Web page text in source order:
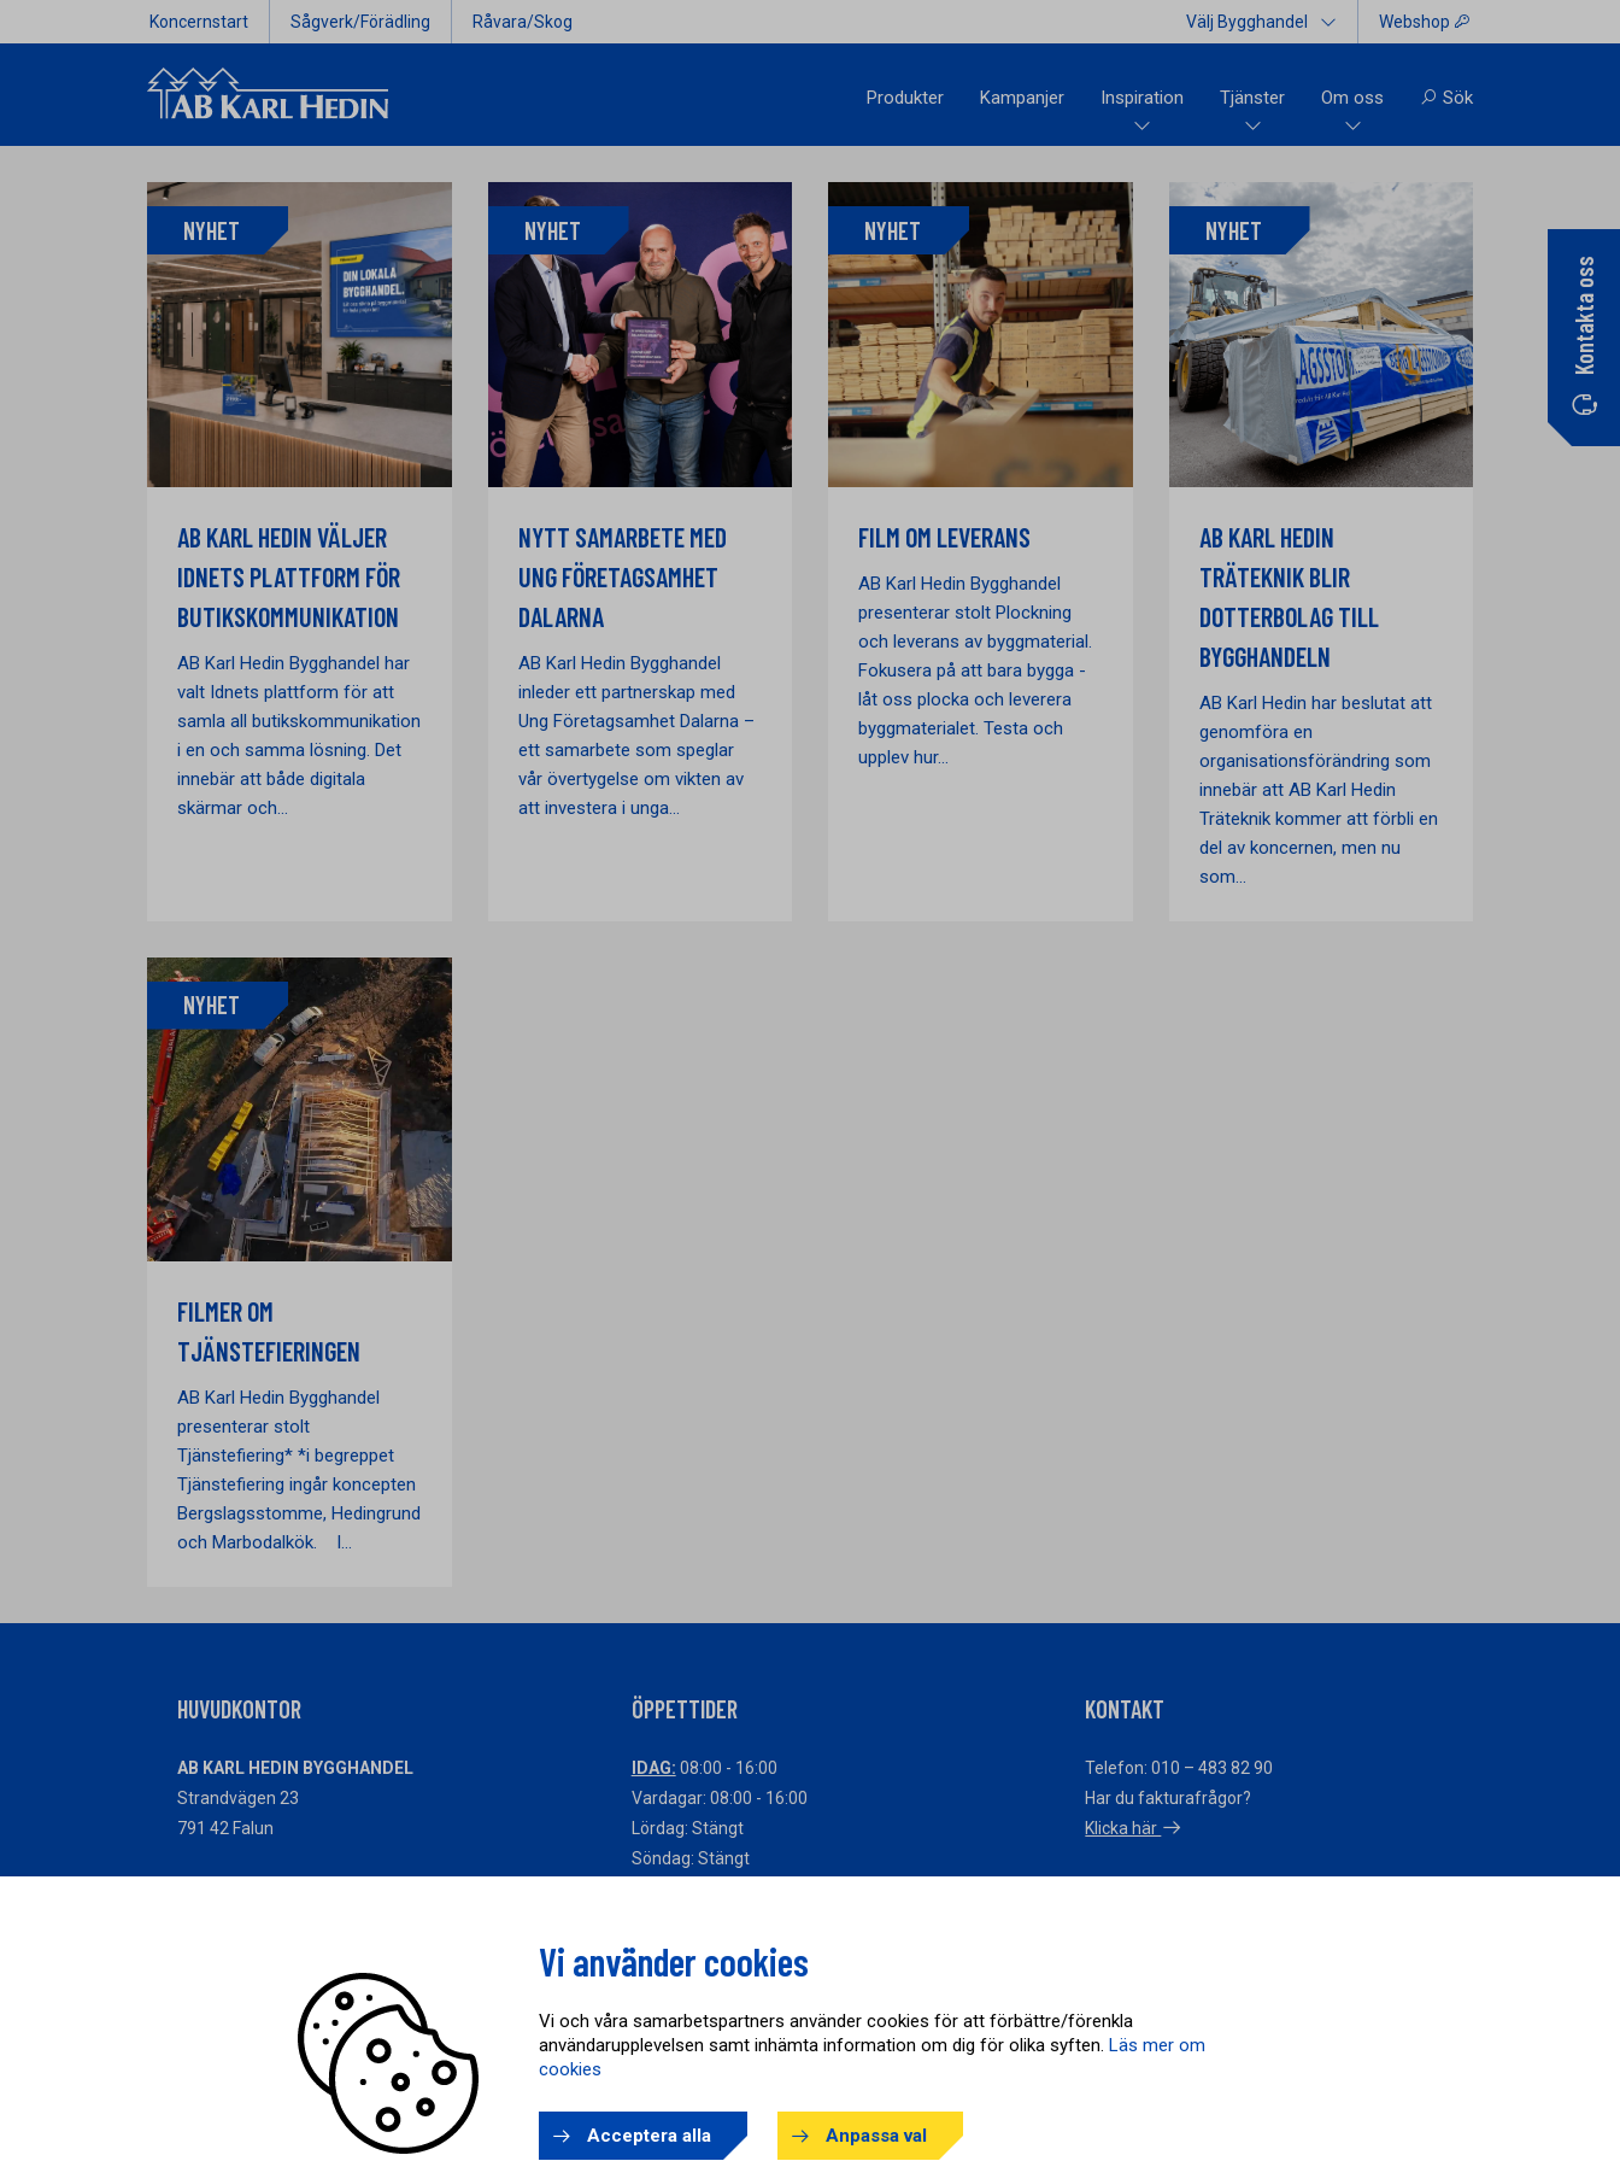
Koncernstart Sågverk/Förädling Råvara/Skog Välj Bygghandel Webshop
Produkter Kampanjer Inspiration Tjänster Om oss Sök
Kontakta oss
NYHET
AB KARL HEDIN VÄLJER
IDNETS PLATTFORM FÖR
BUTIKSKOMMUNIKATION
AB Karl Hedin Bygghandel har
valt Idnets plattform för att
samla all butikskommunikation
i en och samma lösning. Det
innebär att både digitala
skärmar och...
NYHET
NYTT SAMARBETE MED
UNG FÖRETAGSAMHET
DALARNA
AB Karl Hedin Bygghandel
inleder ett partnerskap med
Ung Företagsamhet Dalarna –
ett samarbete som speglar
vår övertygelse om vikten av
att investera i unga...
NYHET
FILM OM LEVERANS
AB Karl Hedin Bygghandel
presenterar stolt Plockning
och leverans av byggmaterial.
Fokusera på att bara bygga -
låt oss plocka och leverera
byggmaterialet. Testa och
upplev hur...
NYHET
AB KARL HEDIN
TRÄTEKNIK BLIR
DOTTERBOLAG TILL
BYGGHANDELN
AB Karl Hedin har beslutat att
genomföra en
organisationsförändring som
innebär att AB Karl Hedin
Träteknik kommer att förbli en
del av koncernen, men nu
som...
NYHET
FILMER OM
TJÄNSTEFIERINGEN
AB Karl Hedin Bygghandel
presenterar stolt
Tjänstefiering* *i begreppet
Tjänstefiering ingår koncepten
Bergslagsstomme, Hedingrund
och Marbodalkök. I...
HUVUDKONTOR
AB KARL HEDIN BYGGHANDEL
Strandvägen 23
791 42 Falun
ÖPPETTIDER
IDAG: 08:00 - 16:00
Vardagar: 08:00 - 16:00
Lördag: Stängt
Söndag: Stängt
KONTAKT
Telefon: 010 – 483 82 90
Har du fakturafrågor?
Klicka här
Vi använder cookies
Vi och våra samarbetspartners använder cookies för att förbättre/förenkla
användarupplevelsen samt inhämta information om dig för olika syften. Läs mer om
cookies
Acceptera alla Anpassa val